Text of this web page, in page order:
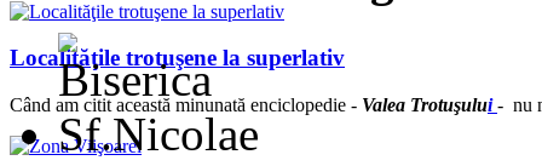
Localităţile trotuşene la superlativ
Când am citit această minunată enciclopedie - Valea Trotuşului - nu